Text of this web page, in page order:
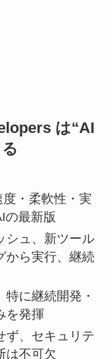
は“AI
・柔軟性・実
の最新版
シュ、新ツール
から実行、継続
に継続開発・
を発揮
ず、セキュリテ
は不可欠